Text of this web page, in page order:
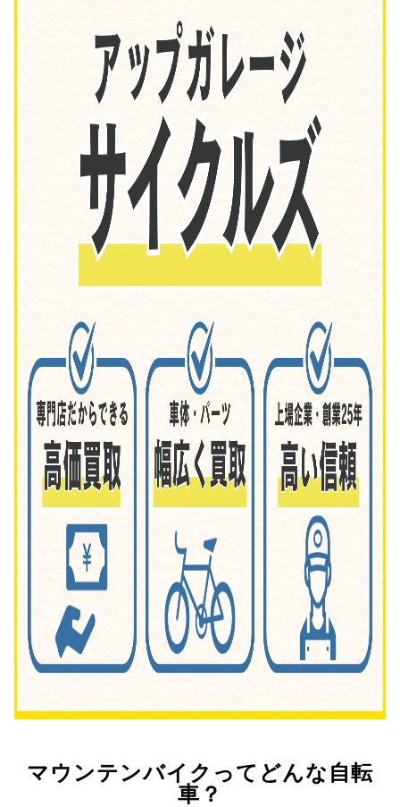
マウンテンバイクってどんな自転
車？